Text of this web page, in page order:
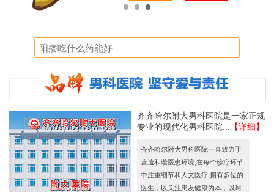
齐齐哈尔附大男科医院是一家正规
专业的现代化男科医院...
【详细】
齐齐哈尔附大男科医院一直致力于
营造和谐医患环境,在每个诊疗环节
中注重细节和人文医疗,拥有多位的
医生，以关注患友健康为本，以呵